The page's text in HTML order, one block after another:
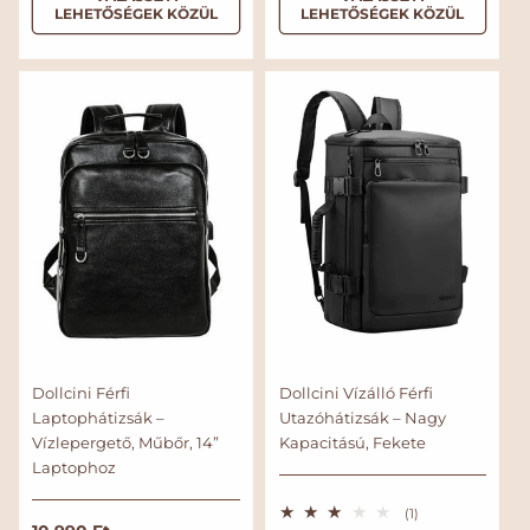
á
l
LEHETŐSÉGEK KÖZÜL
á
l
LEHETŐSÉGEK KÖZÜL
Dollcini Férfi
Laptophátizsák –
Vízlepergető, Műbőr, 14”
Laptophoz
Dollcini Vízálló Férfi
Utazóhátizsák – Nagy
Kapacitású, Fekete
(1)1